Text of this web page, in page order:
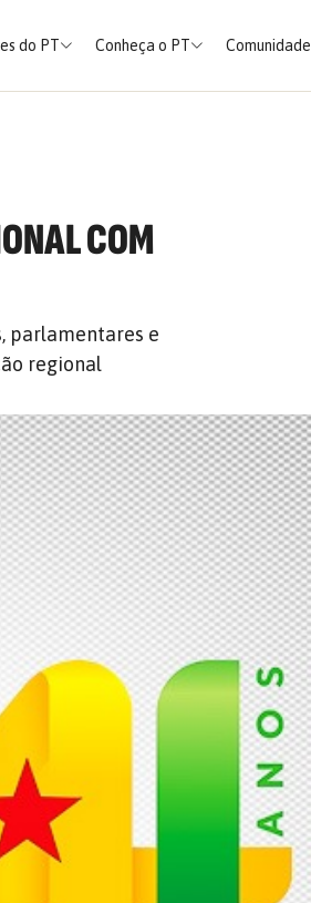
do PT Conheça o PT Comunidade
COM
parlamentares e
regional